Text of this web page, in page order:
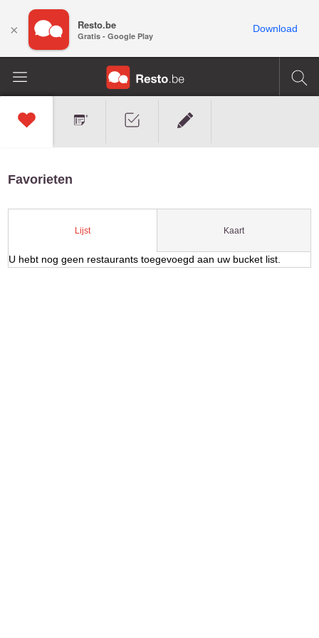
Favorieten
Lijst Kaart
U hebt nog geen restaurants toegevoegd aan uw bucket list.
× Resto.be
Gratis - Google Play
Download